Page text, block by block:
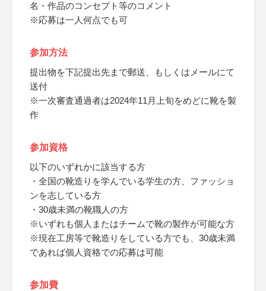
名・作品のコンセプト等のコメント
※応募は一人何点でも可
参加方法
提出物を下記提出先まで郵送、もしくはメールにて
送付
※一次審査通過者は2024年11月上旬をめどに靴を製
作
参加資格
以下のいずれかに該当する方
・全国の靴造りを学んでいる学生の方、ファッショ
ンを志している方
・30歳未満の靴職人の方
※いずれも個人またはチームで靴の製作が可能な方
※現在工房等で靴造りをしている方でも、30歳未満
であれば個人資格での応募は可能
参加費